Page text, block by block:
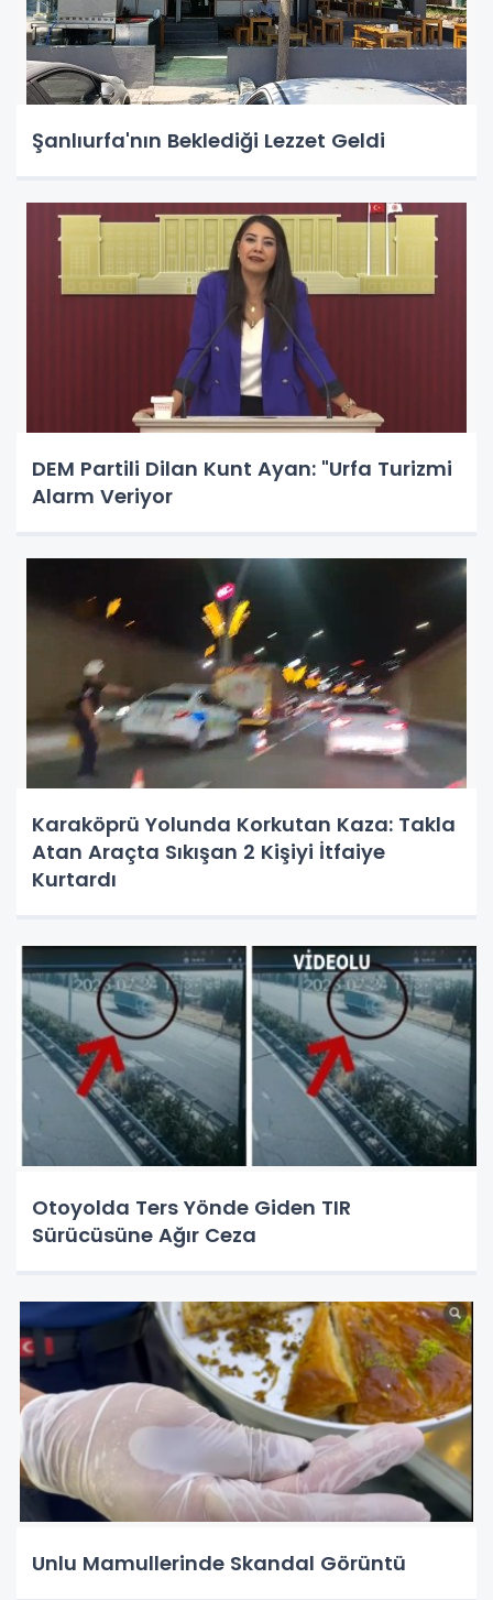
Şanlıurfa'nın Beklediği Lezzet Geldi
DEM Partili Dilan Kunt Ayan: "Urfa Turizmi
Alarm Veriyor
Karaköprü Yolunda Korkutan Kaza: Takla
Atan Araçta Sıkışan 2 Kişiyi İtfaiye
Kurtardı
Otoyolda Ters Yönde Giden TIR
Sürücüsüne Ağır Ceza
Unlu Mamullerinde Skandal Görüntü